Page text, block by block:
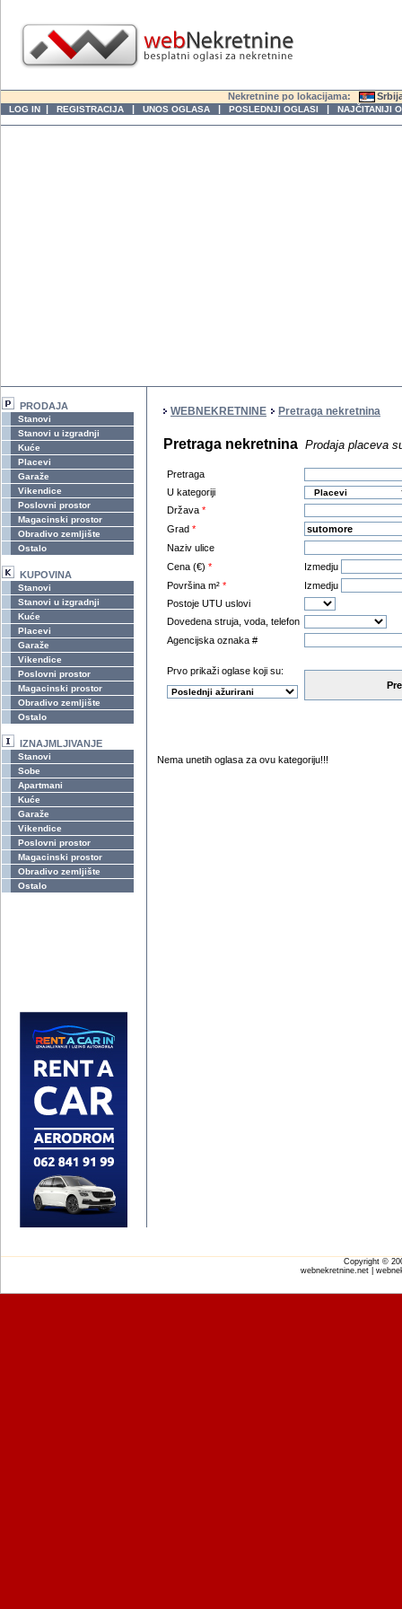
Nekretnine po lokacijama:
LOG IN | REGISTRACIJA | UNOS OGLASA | POSLEDNJI OGLASI | NAJČITANIJI
PRODAJA
Stanovi
Stanovi u izgradnji
Kuće
Placevi
Garaže
Vikendice
Poslovni prostor
Magacinski prostor
Obradivo zemljište
Ostalo
KUPOVINA
Stanovi
Stanovi u izgradnji
Kuće
Placevi
Garaže
Vikendice
Poslovni prostor
Magacinski prostor
Obradivo zemljište
Ostalo
IZNAJMLJIVANJE
Stanovi
Sobe
Apartmani
Kuće
Garaže
Vikendice
Poslovni prostor
Magacinski prostor
Obradivo zemljište
Ostalo
WEBNEKRETNINE Pretraga nekretnina
Pretraga nekretnina Prodaja placeva
Pretraga
U kategoriji
Država *
Grad *
Naziv ulice
Cena (€) *
Izmedju
Površina m² *
Izmedju
Postoje UTU uslovi
Dovedena struja, voda, telefon
Agencijska oznaka #
Prvo prikaži oglase koji su:
Nema unetih oglasa za ovu kategoriju!!!
Copyright ©
webnekretnine.net |